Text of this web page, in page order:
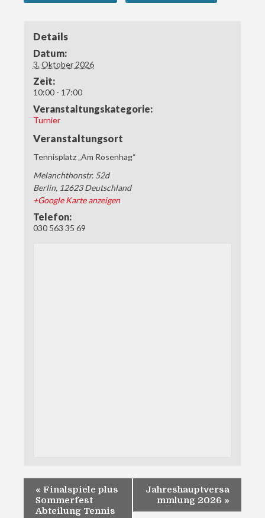
Details
Datum:
3. Oktober 2026
Zeit:
10:00 - 17:00
Veranstaltungskategorie:
Turnier
Veranstaltungsort
Tennisplatz „Am Rosenhag“
Melanchthonstr. 52d
Berlin, 12623 Deutschland
+Google Karte anzeigen
Telefon:
030 563 35 69
« Finalspiele plus
Sommerfest
Abteilung Tennis
Jahreshauptversa
mmlung 2026 »